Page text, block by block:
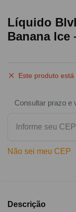
Líquido
Banana Ice
Este produto
Consultar prazo e
Não sei meu CEP
Descrição